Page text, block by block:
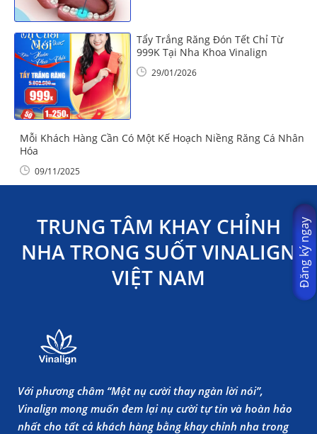
Tẩy Trắng Răng Đón Tết Chỉ Từ
999K Tại Nha Khoa Vinalign
29/01/2026
Mỗi Khách Hàng Cần Có Một Kế Hoạch Niềng Răng Cá Nhân
Hóa
09/11/2025
TRUNG TÂM KHAY CHỈNH
NHA TRONG SUỐT VINALIGN
VIỆT NAM
Với phương châm “Một nụ cười thay ngàn lời nói”,
Vinalign mong muốn đem lại nụ cười tự tin và hoàn hảo
nhất cho tất cả khách hàng bằng khay chỉnh nha trong
Đăng ký ngay